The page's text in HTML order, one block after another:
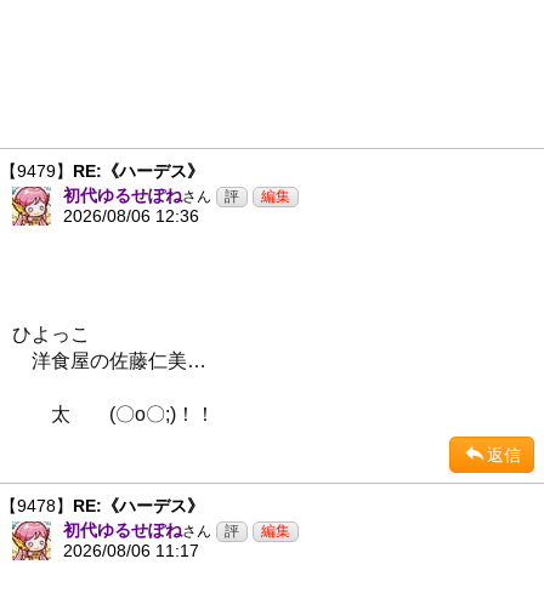
【9479】 RE:《ハーデス》
初代ゆるせぽねさん
2026/08/06 12:36
ひよっこ
洋食屋の佐藤仁美…
太 (〇o〇;)！！
返信
【9478】 RE:《ハーデス》
初代ゆるせぽねさん
2026/08/06 11:17